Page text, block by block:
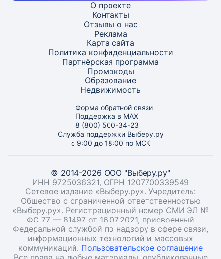
О проекте
Контакты
Отзывы о нас
Реклама
Карта сайта
Политика конфиденциальности
Партнёрская программа
Промокоды
Образование
Недвижимость
Форма обратной связи
Поддержка в MAX
8 (800) 500-34-23
Служба поддержки Выберу.ру
с 9:00 до 18:00 по МСК
© 2014-2026 ООО "Выберу.ру"
ИНН 9725036321, ОГРН 1207700339549
Сетевое издание «Выберу.ру». Учредитель:
Общество с ограниченной ответственностью
«Выберу.ру». Регистрационный номер СМИ ЭЛ №
ФС 77 — 81497 от 16.07.2021, присвоенный
Федеральной службой по надзору в сфере связи,
информационных технологий и массовых
коммуникаций. Пользовательское соглашение
Все права на любые материалы, опубликованные